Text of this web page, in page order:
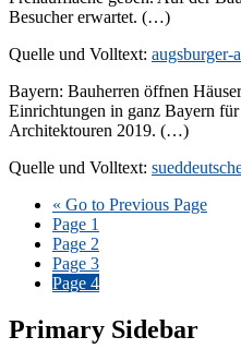
Besucher erwartet. (…)
Quelle und Volltext: augsburger-
Bayern: Bauherren öffnen
Einrichtungen in ganz Bayern
Architektouren 2019. (…)
Quelle und Volltext:
« Go to Previous Page
Page 1
Page 2
Page 3
Page 4
Primary Sidebar